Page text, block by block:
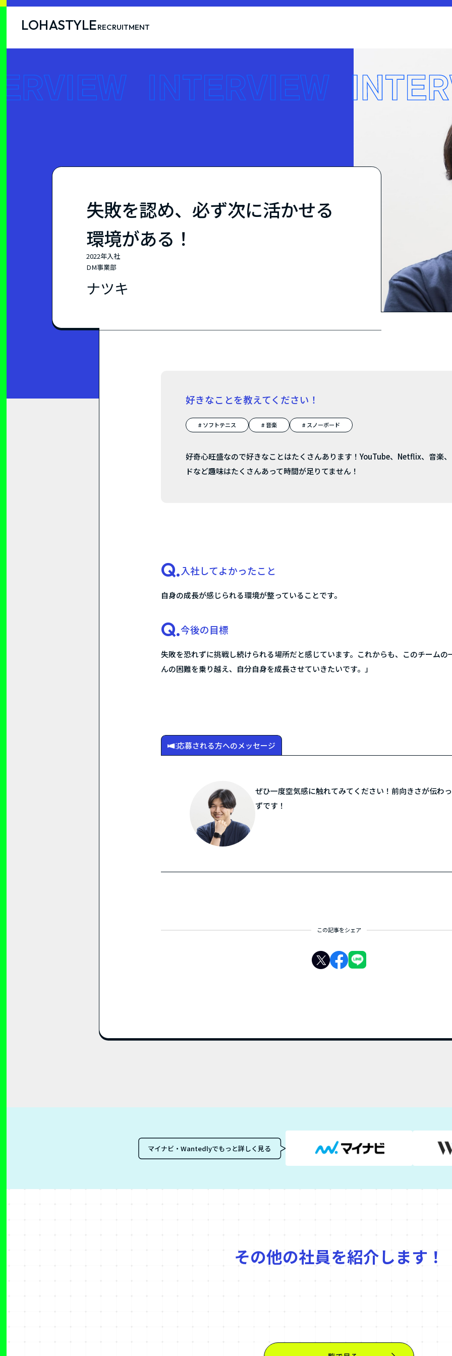
LOHASTYLERECRUITMENT
失敗を認め、必ず次に活かせる
環境がある！
2022年入社
DM事業部
ナツキ
好きなことを教えてください！
# ソフトテニス # 音楽 # スノーボード
好奇心旺盛なので好きなことはたくさんあります！YouTube、Netflix、音楽
ドなど趣味はたくさんあって時間が足りてません！
Q.入社してよかったこと
自身の成長が感じられる環境が整っていることです。
Q.今後の目標
失敗を恐れずに挑戦し続けられる場所だと感じています。これからも、このチームの
んの困難を乗り越え、自分自身を成長させていきたいです。」
応募される方へのメッセージ
ぜひ一度空気感に触れてみてください！前向きさが伝わ
ずです！
この記事をシェア
マイナビ・Wantedlyでもっと詳しく見る
その他の社員を紹介します！